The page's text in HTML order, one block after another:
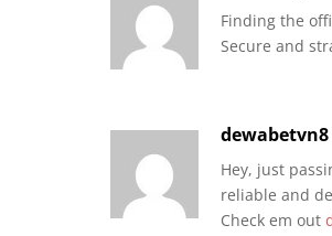
Finding the
Secure and
dewabetvn8
Hey, just
reliable and
Check em out